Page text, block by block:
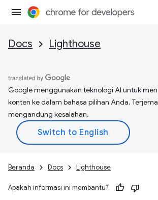
Docs Lighthouse
Google menggunakan teknologi AI untuk
konten ke dalam bahasa pilihan Anda.
mengandung kesalahan.
Beranda Docs Lighthouse
Apakah informasi ini membantu?